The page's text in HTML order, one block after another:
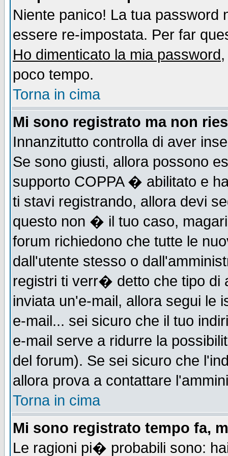
Niente panico! La tua
essere re-impostata. Per far
Ho dimenticato la mia password
poco tempo.
Torna in cima
Mi sono registrato ma non
Innanzitutto controlla di aver
Se sono giusti, allora possono
supporto COPPA � abilitato e
ti stavi registrando, allora devi
questo non � il tuo caso,
forum richiedono che tutte le
dall'utente stesso o
registri ti verr� detto che tipo
inviata un'e-mail, allora segui le
e-mail... sei sicuro che il tuo
e-mail serve a ridurre la
del forum). Se sei sicuro che
allora prova a contattare
Torna in cima
Mi sono registrato tempo fa,
Le ragioni pi� probabili sono: